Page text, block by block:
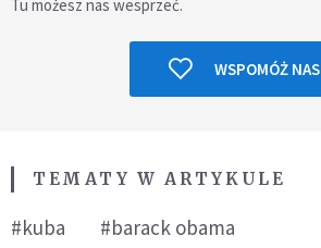
Tu możesz nas wesprzeć.
WSPOMÓŻ NAS
TEMATY W ARTYKULE
#kuba #barack obama